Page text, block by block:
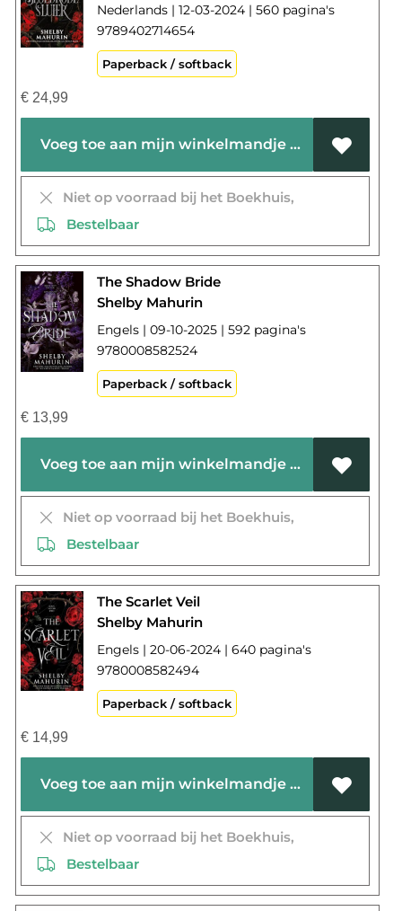
Nederlands | 12-03-2024 | 560 pagina's
9789402714654
Paperback / softback
€24,99
Voeg toe aan mijn winkelmandje
Niet op voorraad bij het Boekhuis,
Bestelbaar
The Shadow Bride
Shelby Mahurin
Engels | 09-10-2025 | 592 pagina's
9780008582524
Paperback / softback
€13,99
Voeg toe aan mijn winkelmandje
Niet op voorraad bij het Boekhuis,
Bestelbaar
The Scarlet Veil
Shelby Mahurin
Engels | 20-06-2024 | 640 pagina's
9780008582494
Paperback / softback
€14,99
Voeg toe aan mijn winkelmandje
Niet op voorraad bij het Boekhuis,
Bestelbaar